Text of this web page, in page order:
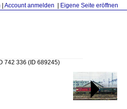
Account anmelden Eigene Seite eröffnen
742 336 (ID 689245)